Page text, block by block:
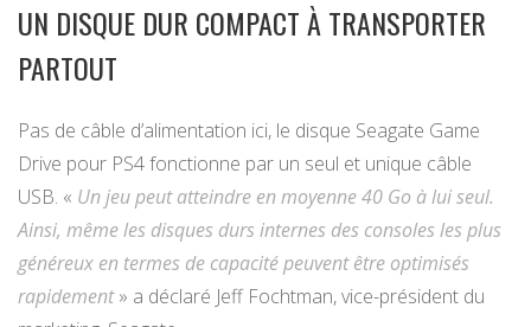
UN DISQUE DUR COMPACT À TRANSPORTER
PARTOUT
Pas de câble d’alimentation ici, le disque Seagate Game
Drive pour PS4 fonctionne par un seul et unique câble
USB. « Un jeu peut atteindre en moyenne 40 Go à lui seul.
Ainsi, même les disques durs internes des consoles les plus
généreux en termes de capacité peuvent être optimisés
rapidement» a déclaré Jeff Fochtman, vice-président du